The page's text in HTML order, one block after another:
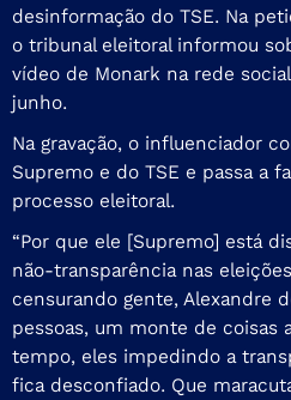
desinformação do TSE. Na
o tribunal eleitoral informou
vídeo de Monark na rede
junho.
Na gravação, o influenciador
Supremo e do TSE e passa a
processo eleitoral.
“Por que ele [Supremo] está
não-transparência nas
censurando gente, Alexandre
pessoas, um monte de coisas
tempo, eles impedindo a
fica desconfiado. Que